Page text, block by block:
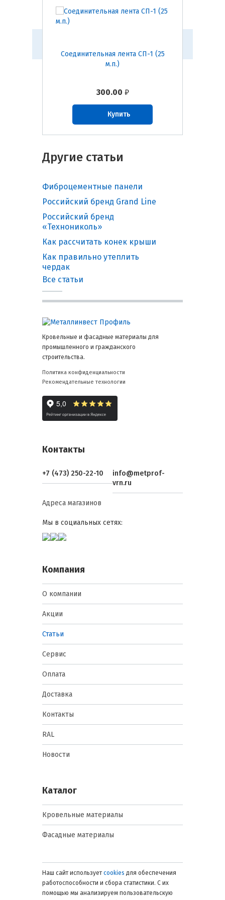
300.00 ₽
Соединительная лента СП-1 (25
м.п.)
Купить
Другие статьи
Фиброцементные панели
Российский бренд Grand Line
Российский бренд
«Технониколь»
Как рассчитать конек крыши
Как правильно утеплить
чердак
Все статьи
Кровельные и фасадные материалы для
промышленного и гражданского
строительства.
Политика конфиденциальности
Рекомендательные технологии
Контакты
+7 (473) 250-22-10
info@metprof-
vrn.ru
Адреса магазинов
Мы в социальных сетях:
Компания
О компании
Акции
Статьи
Сервис
Оплата
Доставка
Контакты
RAL
Новости
Каталог
Кровельные материалы
Фасадные материалы
Наш сайт использует cookies для обеспечения
работоспособности и сбора статистики. С их
помощью мы анализируем пользовательскую